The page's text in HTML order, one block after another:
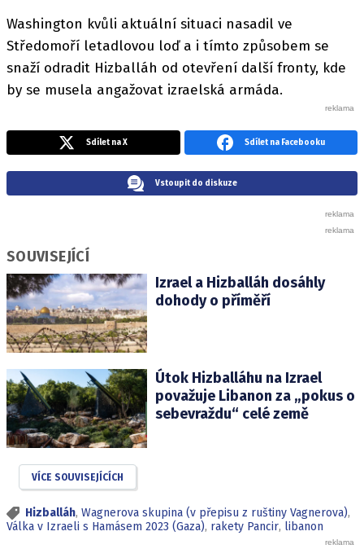
Washington kvůli aktuální situaci nasadil ve
Středomoří letadlovou loď a i tímto způsobem se
snaží odradit Hizballáh od otevření další fronty, kde
by se musela angažovat izraelská armáda.
Sdílet na X Sdílet na Facebooku
Vstoupit do diskuze
SOUVISEJÍCÍ
Izrael a Hizballáh dosáhly
dohody o příměří
Útok Hizballáhu na Izrael
považuje Libanon za „pokus o
sebevraždu“ celé země
VÍCE SOUVISEJÍCÍCH
Hizballáh, Wagnerova skupina (v přepisu z ruštiny Vagnerova),
Válka v Izraeli s Hamásem 2023 (Gaza), rakety Pancir, libanon